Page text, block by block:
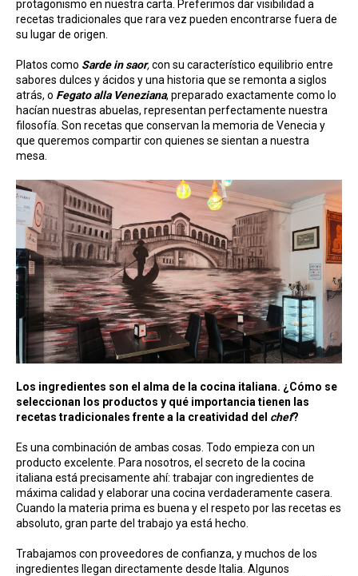
protagonismo en nuestra carta. Preferimos dar visibilidad a
recetas tradicionales que rara vez pueden encontrarse fuera de
su lugar de origen.
Platos como Sarde in saor,con su característico equilibrio entre
sabores dulces y ácidos y una historia que se remonta a siglos
atrás, o Fegato alla Veneziana, preparado exactamente como lo
hacían nuestras abuelas, representan perfectamente nuestra
filosofía. Son recetas que conservan la memoria de Venecia y
que queremos compartir con quienes se sientan a nuestra
mesa.
Los ingredientes son el alma de la cocina italiana. ¿Cómo se
seleccionan los productos y qué importancia tienen las
recetas tradicionales frente a la creatividad del chef?
Es una combinación de ambas cosas. Todo empieza con un
producto excelente. Para nosotros, el secreto de la cocina
italiana está precisamente ahí: trabajar con ingredientes de
máxima calidad y elaborar una cocina verdaderamente casera.
Cuando la materia prima es buena y el respeto por las recetas es
absoluto, gran parte del trabajo ya está hecho.
Trabajamos con proveedores de confianza, y muchos de los
ingredientes llegan directamente desde Italia. Algunos